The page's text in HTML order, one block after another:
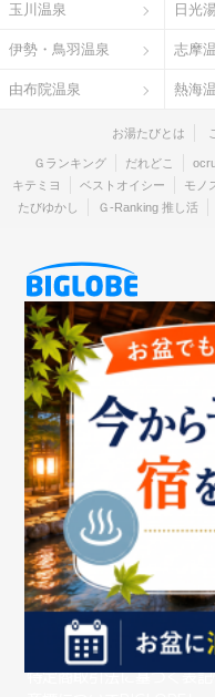
玉川温泉 日光
伊勢・鳥羽温泉 志摩
由布院温泉 熱海
お湯たびとは
Ｇランキング だれどこ
キテミヨ
ベストオイシー モノ
たびゆかし
Ｇ-Ranking 推し活
個人のお客さま
法人のお客さま
企業情報
ご利用中の方
お問い合わせ 消費税の表示
個人情報保護ポリシープ
特定商取引法に基づく表記